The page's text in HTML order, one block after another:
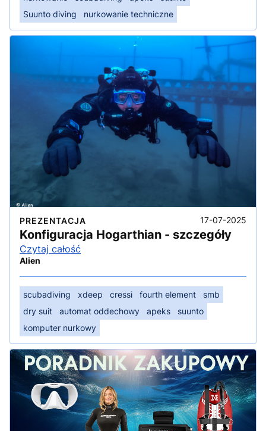
Suunto diving
nurkowanie techniczne
PREZENTACJA 17-07-2025
Konfiguracja Hogarthian - szczegóły
Czytaj całość
Alien
scubadiving xdeep cressi fourth element
smb
dry suit
automat oddechowy apeks
suunto
komputer nurkowy